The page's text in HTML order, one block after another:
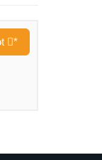
*